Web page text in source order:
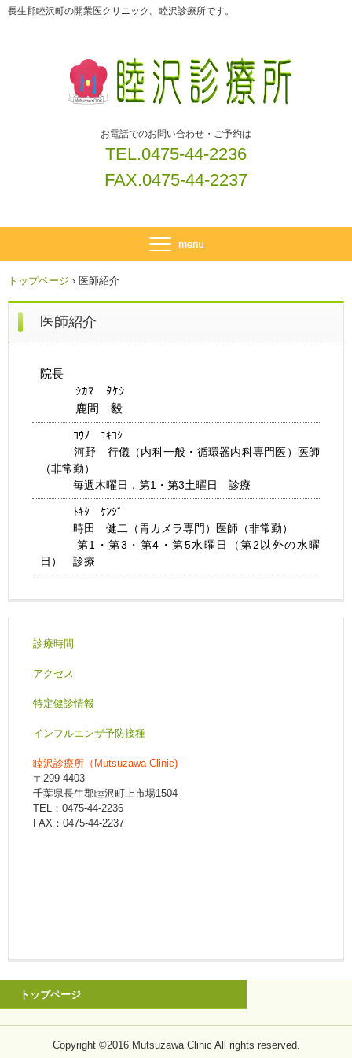
長生郡睦沢町の開業医クリニック。睦沢診療所です。
お電話でのお問い合わせ・ご予約は
TEL.0475-44-2236
FAX.0475-44-2237
トップページ › 医師紹介
医師紹介
院長
ｼｶﾏ ﾀｹｼ
鹿間 毅
ｺｳﾉ ﾕｷﾖｼ
河野 行儀 （内科一般・循環器内科専門医）医師
（非常勤）
毎週木曜日，第1・第3土曜日 診療
ﾄｷﾀ ｹﾝｼﾞ
時田 健二（胃カメラ専門）医師（非常勤）
第1・第3・第4・第5水曜日（第2以外の水曜
日） 診療
診療時間
アクセス
特定健診情報
インフルエンザ予防接種
睦沢診療所（Mutsuzawa Clinic)
〒299-4403
千葉県長生郡睦沢町上市場1504
TEL：0475-44-2236
FAX：0475-44-2237
トップページ
Copyright ©2016 Mutsuzawa Clinic All rights reserved.